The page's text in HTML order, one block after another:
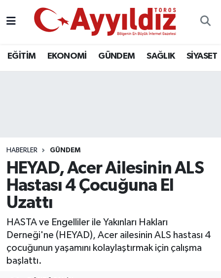
EĞİTİM EKONOMİ GÜNDEM SAĞLIK SİYASET
HABERLER GÜNDEM
HEYAD, Acer Ailesinin ALS
Hastası 4 Çocuğuna El
Uzattı
HASTA ve Engelliler ile Yakınları Hakları
Derneği'ne (HEYAD), Acer ailesinin ALS hastası 4
çocuğunun yaşamını kolaylaştırmak için çalışma
başlattı.